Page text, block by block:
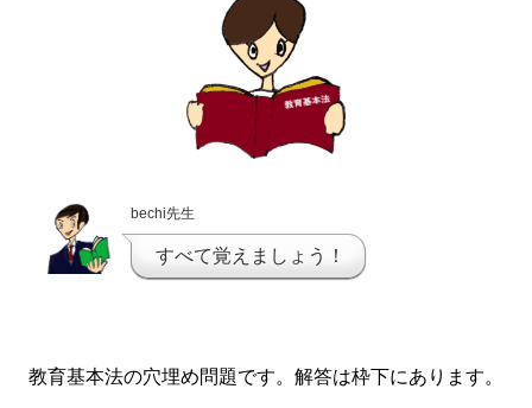
bechi先生
すべて覚えましょう！
教育基本法の穴埋め問題です。解答は枠下にあります。